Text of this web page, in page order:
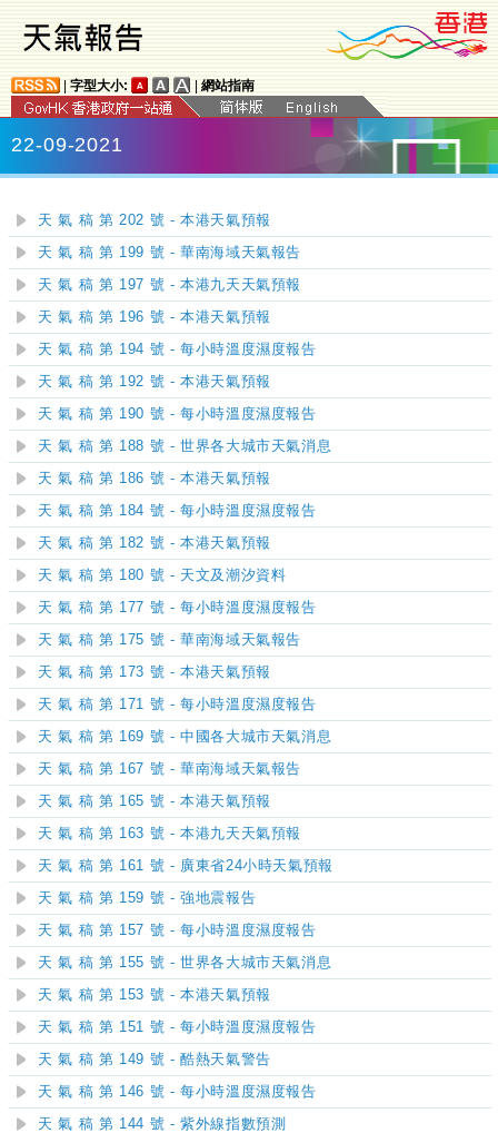
字型大小: 網站指南
22-09-2021
天 氣 稿 第 202 號 - 本港天氣預報
天 氣 稿 第 199 號 - 華南海域天氣報告
天 氣 稿 第 197 號 - 本港九天天氣預報
天 氣 稿 第 196 號 - 本港天氣預報
天 氣 稿 第 194 號 - 每小時溫度濕度報告
天 氣 稿 第 192 號 - 本港天氣預報
天 氣 稿 第 190 號 - 每小時溫度濕度報告
天 氣 稿 第 188 號 - 世界各大城市天氣消息
天 氣 稿 第 186 號 - 本港天氣預報
天 氣 稿 第 184 號 - 每小時溫度濕度報告
天 氣 稿 第 182 號 - 本港天氣預報
天 氣 稿 第 180 號 - 天文及潮汐資料
天 氣 稿 第 177 號 - 每小時溫度濕度報告
天 氣 稿 第 175 號 - 華南海域天氣報告
天 氣 稿 第 173 號 - 本港天氣預報
天 氣 稿 第 171 號 - 每小時溫度濕度報告
天 氣 稿 第 169 號 - 中國各大城市天氣消息
天 氣 稿 第 167 號 - 華南海域天氣報告
天 氣 稿 第 165 號 - 本港天氣預報
天 氣 稿 第 163 號 - 本港九天天氣預報
天 氣 稿 第 161 號 - 廣東省24小時天氣預報
天 氣 稿 第 159 號 - 強地震報告
天 氣 稿 第 157 號 - 每小時溫度濕度報告
天 氣 稿 第 155 號 - 世界各大城市天氣消息
天 氣 稿 第 153 號 - 本港天氣預報
天 氣 稿 第 151 號 - 每小時溫度濕度報告
天 氣 稿 第 149 號 - 酷熱天氣警告
天 氣 稿 第 146 號 - 每小時溫度濕度報告
天 氣 稿 第 144 號 - 紫外線指數預測